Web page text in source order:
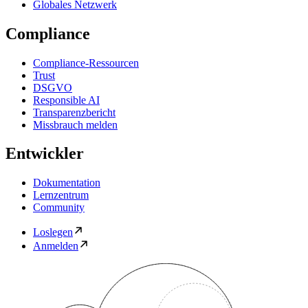
Globales Netzwerk
Compliance
Compliance-Ressourcen
Trust
DSGVO
Responsible AI
Transparenzbericht
Missbrauch melden
Entwickler
Dokumentation
Lernzentrum
Community
Loslegen
Anmelden